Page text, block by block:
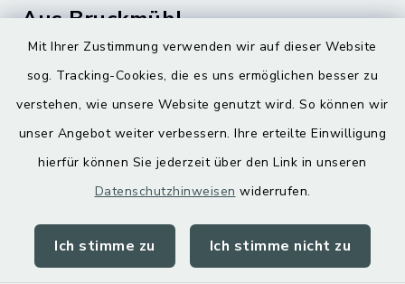
Mit Ihrer Zustimmung verwenden wir auf dieser Website
sog. Tracking-Cookies, die es uns ermöglichen besser zu
verstehen, wie unsere Website genutzt wird. So können wir
unser Angebot weiter verbessern. Ihre erteilte Einwilligung
hierfür können Sie jederzeit über den Link in unseren
Datenschutzhinweisen widerrufen.
Ich stimme zu Ich stimme nicht zu
Aus Bruckmühl
Digitaler Ortsplan
Kontakt